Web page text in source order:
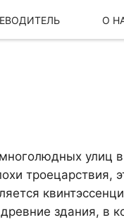
О
улиц
троецарствия,
здания, в